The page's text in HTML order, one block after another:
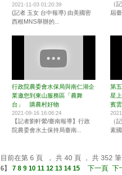
2021-11-03 01:20:39
(記者 玉女 台中報導) 由美國密
西根MNS舉辦的...
（
屆
行政院農委會水保局與南仁湖企
業邀您到東山服務區「農舞
台」 購農村好物
2021-09-16 16:06:24
【記者劉軒縈/臺南報導】行政
院農委會水土保持局臺南...
第
星
賓
（
素
目前在第 6 頁 ， 共 40 頁 ， 共 352 筆
6】 7 8 9 10 11 12 13 14 15 下一頁 下